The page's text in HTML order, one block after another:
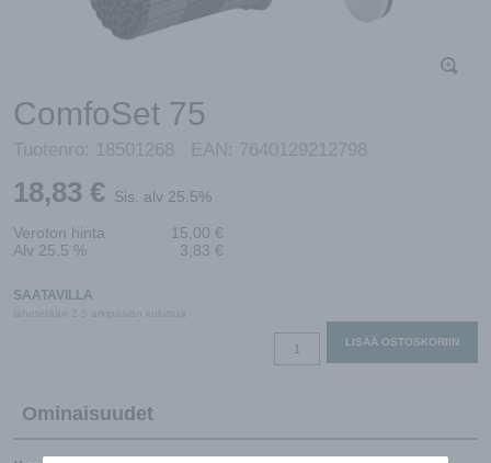
ComfoSet 75
Tuotenro: 18501268 EAN: 7640129212798
18,83 € Sis. alv 25.5%
Veroton hinta 15,00 €
Alv 25.5 %
3,83 €
SAATAVILLA
ComfoSet
75
LISÄÄ OSTOSKORIIN
Ominaisuudet